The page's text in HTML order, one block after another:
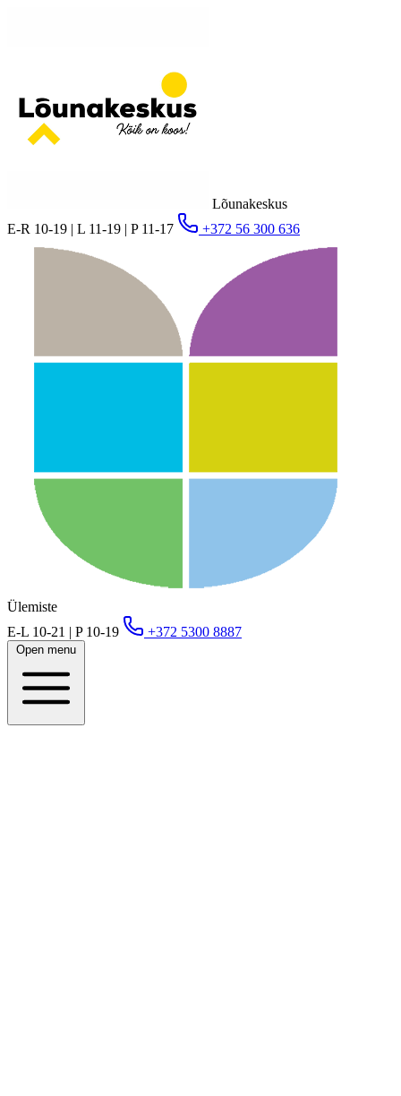
Lõunakeskus
E-R 10-19 | L 11-19 | P 11-17
+372 56 300 636
Ülemiste
E-L 10-21 | P 10-19
+372 5300 8887
Open menu